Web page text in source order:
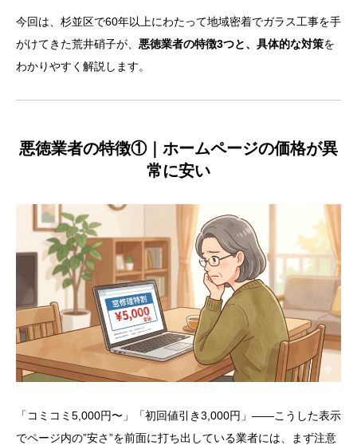
今回は、杉並区で60年以上にわたって地域密着でガラス工事を手
がけてきた荒井硝子が、 悪徳業者の特徴3つと、具体的な対策を
わかりやすく解説します。
悪徳業者の特徴①｜ホームページの価格が異
常に安い
「コミコミ5,000円〜」「初回値引き3,000円」——こうした表示
でページ内の”安さ”を前面に打ち出している業者には、まず注意